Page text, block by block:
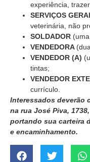
experiência,
SERVIÇOS
veterinária, não
SOLDADOR
VENDEDORA
VENDEDOR (A)
tintas;
VENDEDOR
currículo.
Interessados deverão
na rua José Piva,
portando sua carteira
e encaminhamento.